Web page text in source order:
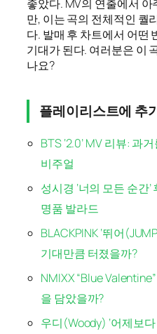
좋았다. MV의 연출에서
만, 이는 곡의 전체적인 퀄
다. 발매 후 차트에서 어떤
기대가 된다. 여러분은 이
나요?
플레이리스트에 추
BTS ‘2.0’ MV 리뷰: 과
비주얼
성시경 ‘너의 모든 순간
명품 발라드
BLACKPINK ‘뛰어
기대만큼 터졌을까?
NMIXX “Blue
을 담았을까?
우디(Woody) ‘어제보